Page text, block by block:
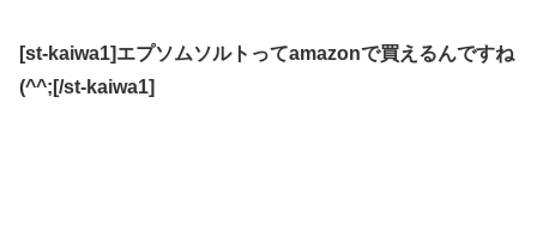
[st-kaiwa1]エプソムソルトってamazonで買えるんですね
(^^;[/st-kaiwa1]